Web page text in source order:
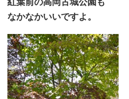
なかなかいいですよ。